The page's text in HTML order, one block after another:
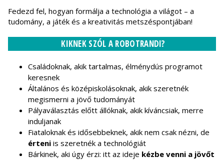
Fedezd fel, hogyan formálja a technológia a világot – a
tudomány, a játék és a kreativitás metszéspontjában!
KIKNEK SZÓL A ROBOTRANDI?
Családoknak, akik tartalmas, élménydús programot
keresnek
Általános és középiskolásoknak, akik szeretnék
megismerni a jövő tudományát
Pályaválasztás előtt állóknak, akik kíváncsiak, merre
induljanak
Fiataloknak és idősebbeknek, akik nem csak nézni, de
érteni is szeretnék a technológiát
Bárkinek, aki úgy érzi: itt az ideje kézbe venni a jövőt